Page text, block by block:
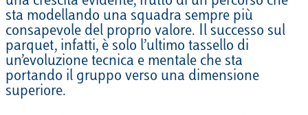
sta modellando una squadra sempre più
consapevole del proprio valore. Il successo sul
parquet, infatti, è solo l’ultimo tassello di
un’evoluzione tecnica e mentale che sta
portando il gruppo verso una dimensione
superiore.